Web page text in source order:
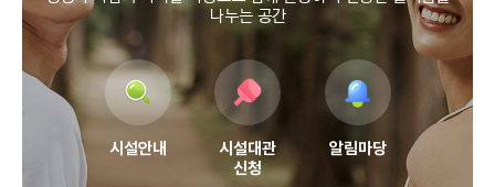
나누는 공간
시설안내
시설대관
신청
알림마당